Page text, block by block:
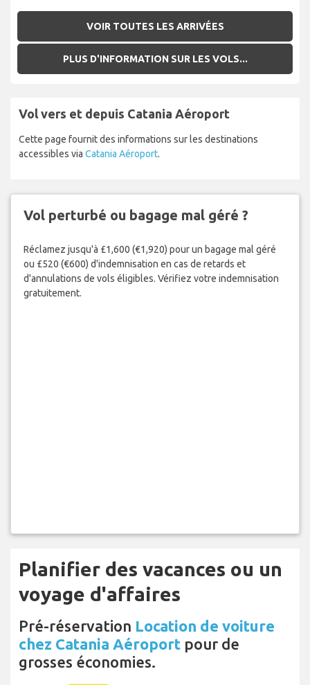
VOIR TOUTES LES ARRIVÉES
PLUS D'INFORMATION SUR LES VOLS...
Vol vers et depuis Catania Aéroport
Cette page fournit des informations sur les destinations
accessibles via Catania Aéroport.
Vol perturbé ou bagage mal géré ?
Réclamez jusqu'à £1,600 (€1,920) pour un bagage mal géré
ou £520 (€600) d'indemnisation en cas de retards et
d'annulations de vols éligibles. Vérifiez votre indemnisation
gratuitement.
Planifier des vacances ou un
voyage d'affaires
Pré-réservation Location de voiture
chez Catania Aéroport pour de
grosses économies.